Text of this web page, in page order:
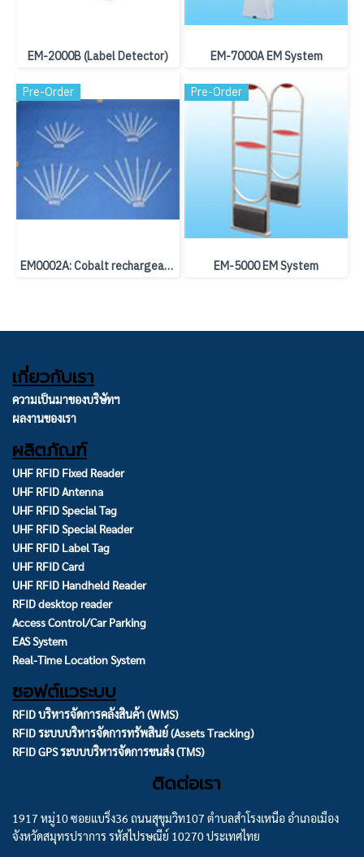
EM-2000B (Label Detector)
EM-7000A EM System
Pre-Order
EM0002A: Cobalt rechargeable label
Pre-Order
EM-5000 EM System
เกี่ยวกับเรา
ความเป็นมาของบริษัทฯ
ผลงานของเรา
ผลิตภัณฑ์
UHF RFID Fixed Reader
UHF RFID Antenna
UHF RFID Special Tag
UHF RFID Special Reader
UHF RFID Label Tag
UHF RFID Card
UHF RFID Handheld Reader
RFID desktop reader
Access Control/Car Parking
EAS System
Real-Time Location System
ซอฟต์แวระบบ
RFID บริหารจัดการคลังสินค้า (WMS)
RFID ระบบบริหารจัดการทรัพสินย์ (Assets Tracking)
RFID GPS ระบบบริหารจัดการขนส่ง (TMS)
ติดต่อเรา
1917 หมู่10 ซอยแบริ่ง36 ถนนสุขุมวิท107 ตำบลสำโรงเหนือ อำเภอเมือง
จังหวัดสมุทรปราการ รหัสไปรษณีย์ 10270 ประเทศไทย